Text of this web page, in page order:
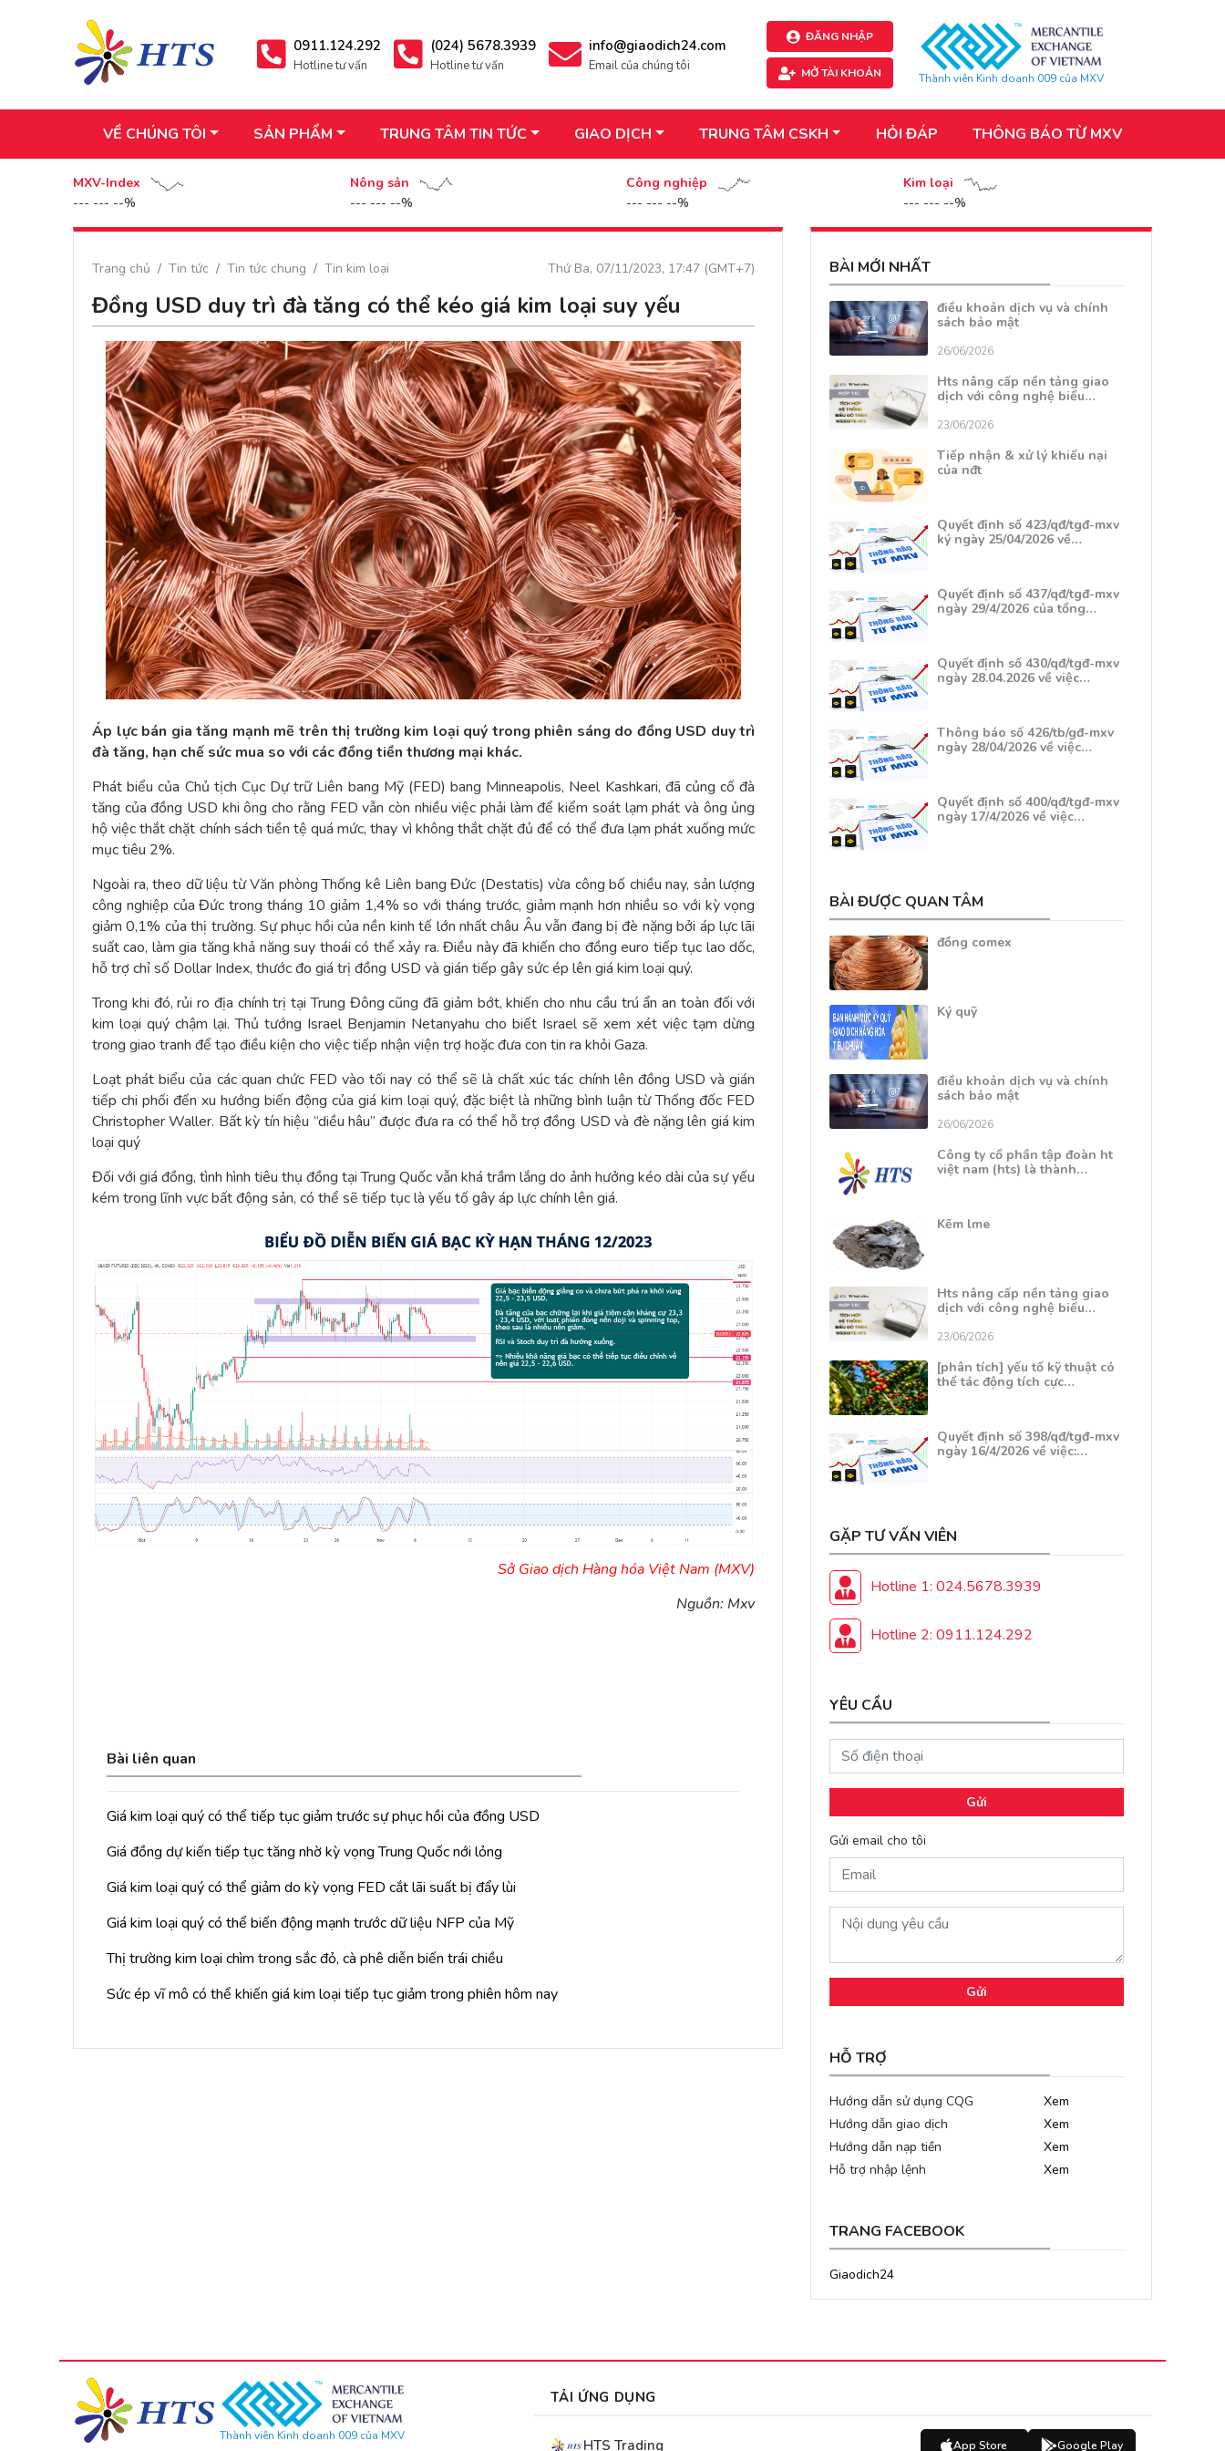
0911.124.292
Hotline tư vấn
(024) 5678.3939
Hotline tư vấn
info@giaodich24.com
Email của chúng tôi
ĐĂNG NHẬP
MỞ TÀI KHOẢN Thành viên Kinh doanh 009 của MXV
VỀ CHÚNG TÔI SẢN PHẨM TRUNG TÂM TIN TỨC GIAO DỊCH TRUNG TÂM CSKH HỎI ĐÁP THÔNG BÁO TỪ MXV
MXV-Index
--- --- --%
Nông sản
--- --- --%
Công nghiệp
--- --- --%
Kim loại
--- --- --%
Thứ Ba, 07/11/2023, 17:47 (GMT+7)
Trang chủ Tin tức Tin tức chung Tin kim loại
Đồng USD duy trì đà tăng có thể kéo giá kim loại suy yếu
Áp lực bán gia tăng mạnh mẽ trên thị trường kim loại quý trong phiên sáng do đồng USD duy trì
đà tăng, hạn chế sức mua so với các đồng tiền thương mại khác.
Phát biểu của Chủ tịch Cục Dự trữ Liên bang Mỹ (FED) bang Minneapolis, Neel Kashkari, đã củng cố đà
tăng của đồng USD khi ông cho rằng FED vẫn còn nhiều việc phải làm để kiểm soát lạm phát và ông ủng
hộ việc thắt chặt chính sách tiền tệ quá mức, thay vì không thắt chặt đủ để có thể đưa lạm phát xuống mức
mục tiêu 2%.
Ngoài ra, theo dữ liệu từ Văn phòng Thống kê Liên bang Đức (Destatis) vừa công bố chiều nay, sản lượng
công nghiệp của Đức trong tháng 10 giảm 1,4% so với tháng trước, giảm mạnh hơn nhiều so với kỳ vọng
giảm 0,1% của thị trường. Sự phục hồi của nền kinh tế lớn nhất châu Âu vẫn đang bị đè nặng bởi áp lực lãi
suất cao, làm gia tăng khả năng suy thoái có thể xảy ra. Điều này đã khiến cho đồng euro tiếp tục lao dốc,
hỗ trợ chỉ số Dollar Index, thước đo giá trị đồng USD và gián tiếp gây sức ép lên giá kim loại quý.
Trong khi đó, rủi ro địa chính trị tại Trung Đông cũng đã giảm bớt, khiến cho nhu cầu trú ẩn an toàn đối với
kim loại quý chậm lại. Thủ tướng Israel Benjamin Netanyahu cho biết Israel sẽ xem xét việc tạm dừng
trong giao tranh để tạo điều kiện cho việc tiếp nhận viện trợ hoặc đưa con tin ra khỏi Gaza.
Loạt phát biểu của các quan chức FED vào tối nay có thể sẽ là chất xúc tác chính lên đồng USD và gián
tiếp chi phối đến xu hướng biến động của giá kim loại quý, đặc biệt là những bình luận từ Thống đốc FED
Christopher Waller. Bất kỳ tín hiệu “diều hâu” được đưa ra có thể hỗ trợ đồng USD và đè nặng lên giá kim
loại quý
Đối với giá đồng, tình hình tiêu thụ đồng tại Trung Quốc vẫn khá trầm lắng do ảnh hưởng kéo dài của sự yếu
kém trong lĩnh vực bất động sản, có thể sẽ tiếp tục là yếu tố gây áp lực chính lên giá.
Sở Giao dịch Hàng hóa Việt Nam (MXV)
Nguồn: Mxv
Bài liên quan
Giá kim loại quý có thể tiếp tục giảm trước sự phục hồi của đồng USD
Giá đồng dự kiến tiếp tục tăng nhờ kỳ vọng Trung Quốc nới lỏng
Giá kim loại quý có thể giảm do kỳ vọng FED cắt lãi suất bị đẩy lùi
Giá kim loại quý có thể biến động mạnh trước dữ liệu NFP của Mỹ
Thị trường kim loại chìm trong sắc đỏ, cà phê diễn biến trái chiều
Sức ép vĩ mô có thể khiến giá kim loại tiếp tục giảm trong phiên hôm nay
BÀI MỚI NHẤT
điều khoản dịch vụ và chính
sách bảo mật
26/06/2026
Hts nâng cấp nền tảng giao
dịch với công nghệ biểu…
23/06/2026
Tiếp nhận & xử lý khiếu nại
của nđt
Quyết định số 423/qđ/tgđ-mxv
ký ngày 25/04/2026 về…
Quyết định số 437/qđ/tgđ-mxv
ngày 29/4/2026 của tổng…
Quyết định số 430/qđ/tgđ-mxv
ngày 28.04.2026 về việc…
Thông báo số 426/tb/gđ-mxv
ngày 28/04/2026 về việc…
Quyết định số 400/qđ/tgđ-mxv
ngày 17/4/2026 về việc…
BÀI ĐƯỢC QUAN TÂM
đồng comex
Ký quỹ
điều khoản dịch vụ và chính
sách bảo mật
26/06/2026
Công ty cổ phần tập đoàn ht
việt nam (hts) là thành…
Kẽm lme
Hts nâng cấp nền tảng giao
dịch với công nghệ biểu…
23/06/2026
[phân tích] yếu tố kỹ thuật có
thể tác động tích cực…
Quyết định số 398/qđ/tgđ-mxv
ngày 16/4/2026 về việc:…
GẶP TƯ VẤN VIÊN
Hotline 1: 024.5678.3939
Hotline 2: 0911.124.292
YÊU CẦU
Gửi
Gửi email cho tôi
Gửi
HỖ TRỢ
Hướng dẫn sử dụng CQG
Xem
Hướng dẫn giao dịch
Xem
Hướng dẫn nạp tiền
Xem
Hỗ trợ nhập lệnh
Xem
TRANG FACEBOOK
Giaodich24
Thành viên Kinh doanh 009 của MXV
TẢI ỨNG DỤNG
HTS Trading App Store Google Play